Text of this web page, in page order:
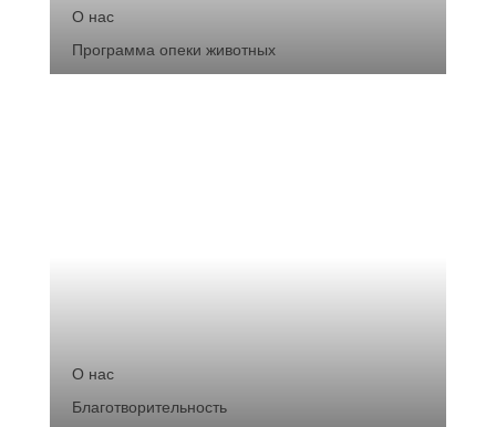
О нас
Программа опеки животных
О нас
Благотворительность